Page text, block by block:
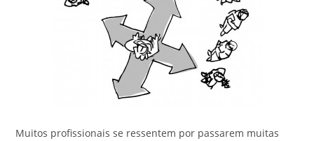
Muitos profissionais se ressentem por passarem muitas